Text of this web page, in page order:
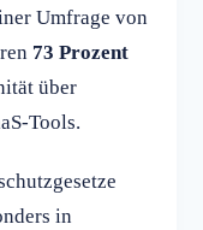
Umfrage von
73 Prozent
über
Tools.
in